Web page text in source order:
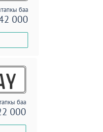
баа
000
баа
000